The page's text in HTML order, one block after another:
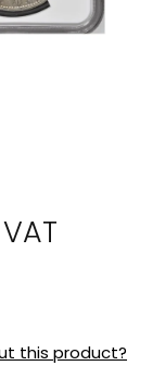
this product?